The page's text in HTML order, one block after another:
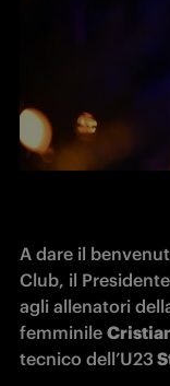
A dare il
Club, il
agli allenatori
femminile
tecnico dell’U23